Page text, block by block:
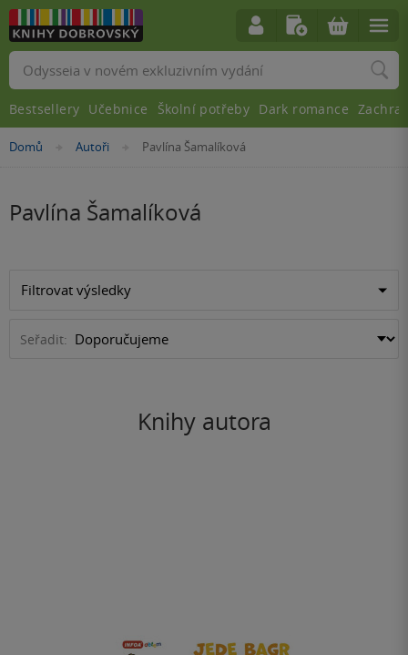
Nacházíte
Domů »Autoři »Pavlína Šamalíková
Pavlína Šamalíková
Filtrovat výsledky
Seřadit:
Knihy autora
Vyhledávání
Bestsellery Učebnice Školní potřeby Dark romance